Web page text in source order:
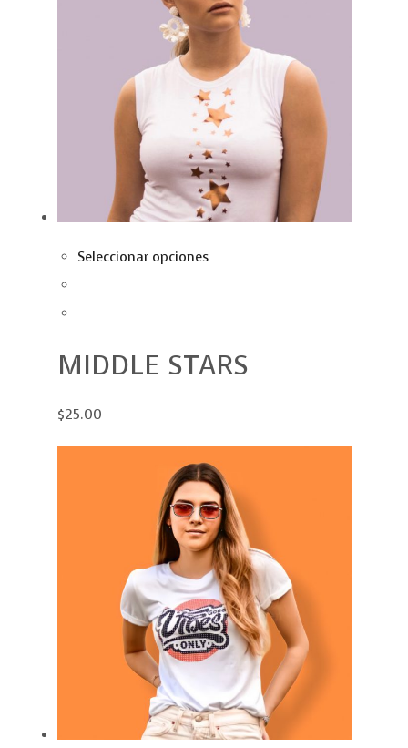
Seleccionar opciones
MIDDLE STARS
$25.00